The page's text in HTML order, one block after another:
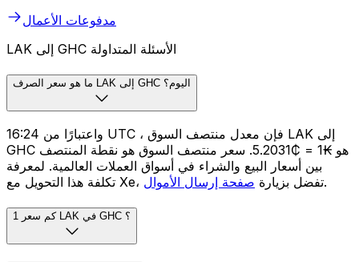
مدفوعات الأعمال
LAK إلى GHC الأسئلة المتداولة
ما هو سعر الصرف LAK إلى GHC اليوم؟
واعتبارًا من 16:24 UTC ، فإن معدل منتصف السوق LAK إلى
GHC هو ₭1 = ₵5.2031. سعر منتصف السوق هو نقطة المنتصف
بين أسعار البيع والشراء في أسواق العملات العالمية. لمعرفة
تكلفة هذا التحويل مع Xe، تفضل بزيارة صفحة إرسال الأموال .
كم سعر 1 LAK في GHC ؟